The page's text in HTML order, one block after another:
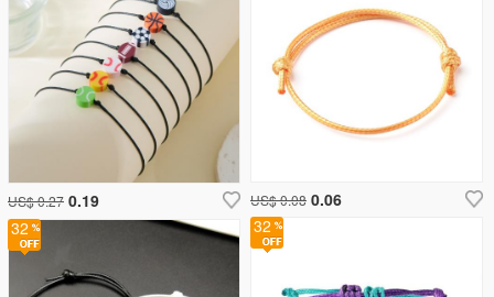
US$ 0.27 0.19 US$ 0.08 0.06
32
32